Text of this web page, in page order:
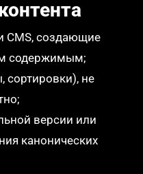
CMS, создающие
содержимым;
сортировки), не
версии или
канонических